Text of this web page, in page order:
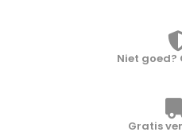
Niet goed?
Gratis